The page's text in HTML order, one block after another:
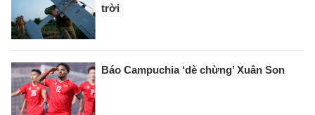
trời
Báo Campuchia ‘dè chừng’ Xuân Son